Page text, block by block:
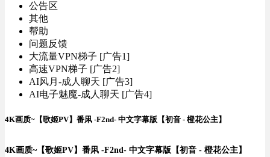
公告区
其他
帮助
问题反馈
大流量VPN梯子 [广告1]
高速VPN梯子 [广告2]
AI风月-成人聊天 [广告3]
AI电子魅魔-成人聊天 [广告4]
4K画质~【歌姬PV】番凩 -F2nd- 中文字幕版【初音 - 橙花公主】
4K画质~【歌姬PV】番凩 -F2nd- 中文字幕版【初音 - 橙花公主】